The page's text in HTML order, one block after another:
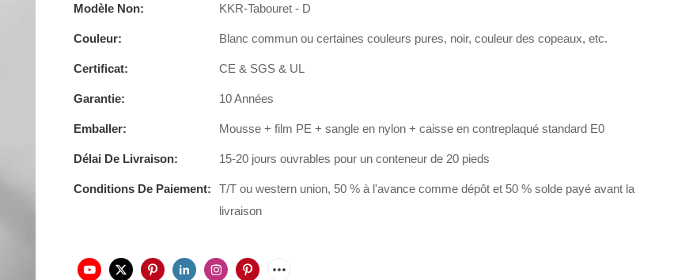
Modèle Non: KKR-Tabouret - D
Couleur: Blanc commun ou certaines couleurs pures, noir, couleur des copeaux, etc.
Certificat: CE & SGS & UL
Garantie: 10 Années
Emballer: Mousse + film PE + sangle en nylon + caisse en contreplaqué standard E0
Délai De Livraison: 15-20 jours ouvrables pour un conteneur de 20 pieds
Conditions De Paiement:
T/T ou western union, 50 % à l'avance comme dépôt et 50 % solde payé avant la
livraison